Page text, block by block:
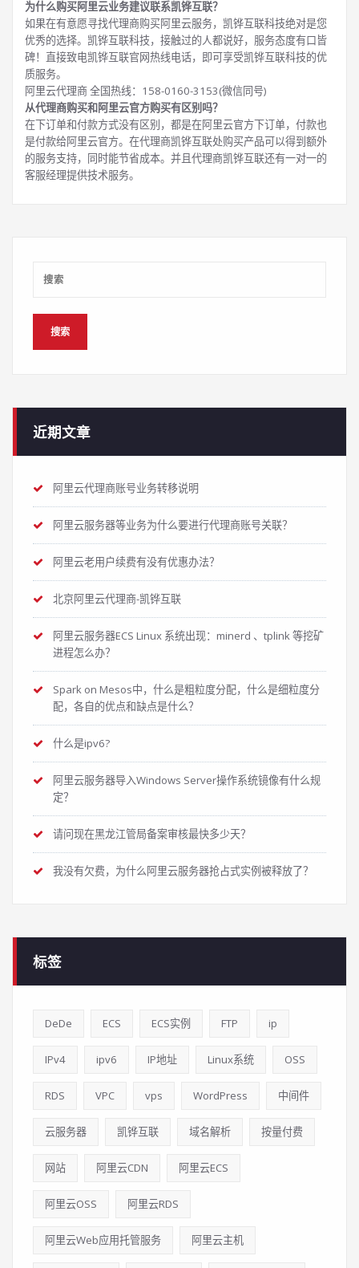
为什么购买阿里云业务建议联系凯铧互联？
如果在有意愿寻找代理商购买阿里云服务，凯铧互联科技绝对是您
优秀的选择。凯铧互联科技，接触过的人都说好，服务态度有口皆
碑！直接致电凯铧互联官网热线电话，即可享受凯铧互联科技的优
质服务。
阿里云代理商 全国热线：158-0160-3153(微信同号)
从代理商购买和阿里云官方购买有区别吗？
在下订单和付款方式没有区别，都是在阿里云官方下订单，付款也
是付款给阿里云官方。在代理商凯铧互联处购买产品可以得到额外
的服务支持，同时能节省成本。并且代理商凯铧互联还有一对一的
客服经理提供技术服务。
近期文章
阿里云代理商账号业务转移说明
阿里云服务器等业务为什么要进行代理商账号关联？
阿里云老用户续费有没有优惠办法？
北京阿里云代理商-凯铧互联
阿里云服务器ECS Linux 系统出现：minerd 、tplink 等挖矿
进程怎么办？
Spark on Mesos中，什么是粗粒度分配，什么是细粒度分
配，各自的优点和缺点是什么？
什么是ipv6?
阿里云服务器导入Windows Server操作系统镜像有什么规
定？
请问现在黑龙江管局备案审核最快多少天？
我没有欠费，为什么阿里云服务器抢占式实例被释放了？
标签
DeDe ECS ECS实例 FTP ip
IPv4 ipv6 IP地址 Linux系统 OSS
RDS VPC vps WordPress 中间件
云服务器 凯铧互联 域名解析 按量付费
网站 阿里云CDN 阿里云ECS
阿里云OSS 阿里云RDS
阿里云Web应用托管服务 阿里云主机